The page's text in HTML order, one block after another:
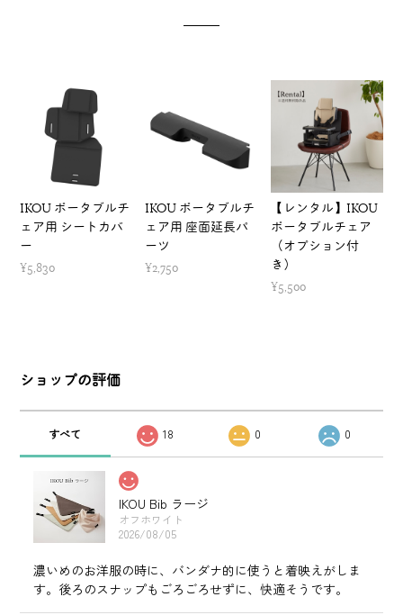
IKOU ポータブルチ
ェア用 シートカバ
ー
¥5,830
IKOU ポータブルチ
ェア用 座面延長パ
ーツ
¥2,750
【レンタル】IKOU
ポータブルチェア
（オプション付
き）
¥5,500
ショップの評価
すべて 18 0 0
IKOU Bib ラージ
オフホワイト
2026/08/05
濃いめのお洋服の時に、バンダナ的に使うと着映えがしま
す。後ろのスナップもごろごろせずに、快適そうです。